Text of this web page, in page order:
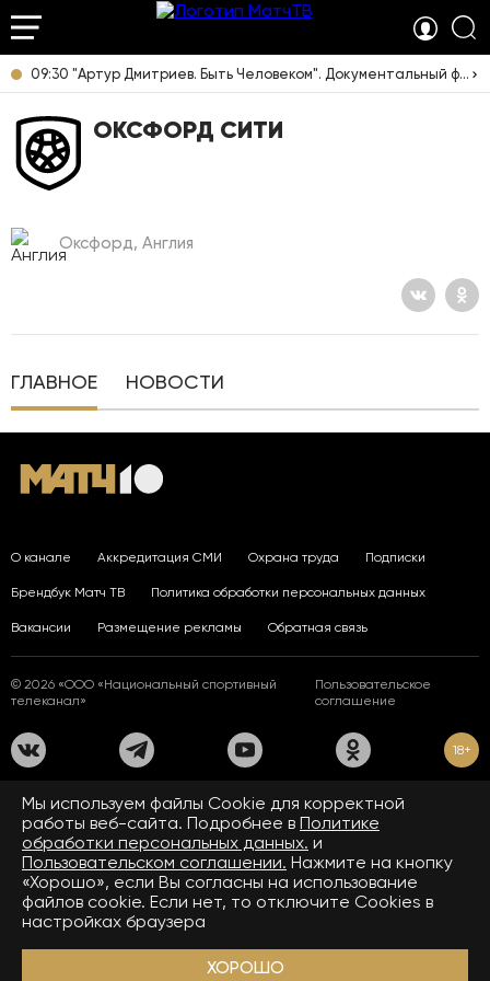
09:30 "Артур Дмитриев. Быть Человеком". Документальный фильм [12+]
ОКСФОРД СИТИ
Оксфорд, Англия
ГЛАВНОЕ НОВОСТИ
О канале Аккредитация СМИ Охрана труда Подписки
Брендбук Матч ТВ Политика обработки персональных данных
Вакансии Размещение рекламы Обратная связь
© 2026 «ООО «Национальный спортивный
телеканал»
Пользовательское
соглашение
18+
На сайте применяются рекомендательные технологии. Подробнее
Правилах применения рекомендательных технологий.
Средство массовой информации сетевое издание «www.matchtv.ru»
зарегистрировано Федеральной службой по надзору в сфере связи,
информационных технологий и массовых коммуникаций (Роскомнадзор).
Свидетельство о регистрации средства массовой информации ЭЛ № ФС 77 - 72390
от 28.02.2018. Название — www.matchtv.ru.
Учредитель (соучредители) СМИ сетевого издания «www.matchtv.ru»: ООО
«Национальный спортивный телеканал», главный редактор СМИ сетевого издания
сетевого издания «www.matchtv.ru»:matchtv@matchtv.ru
Мы используем файлы Сookie для корректной
работы веб-сайта. Подробнее в Политике
обработки персональных данных. и
Пользовательском соглашении. Нажмите на кнопку
«Хорошо», если Вы согласны на использование
файлов cookie. Если нет, то отключите Cookies в
настройках браузера
ХОРОШО